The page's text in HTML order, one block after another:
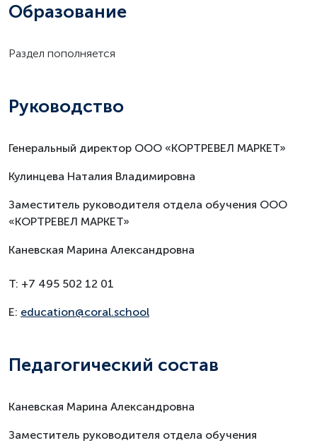
Образование
Раздел пополняется
Руководство
Генеральный директор ООО «КОРТРЕВЕЛ МАРКЕТ»
Кулинцева Наталия Владимировна
Заместитель руководителя отдела обучения ООО
«КОРТРЕВЕЛ МАРКЕТ»
Каневская Марина Александровна
T: +7 495 502 12 01
E: education@coral.school
Педагогический состав
Каневская Марина Александровна
Заместитель руководителя отдела обучения